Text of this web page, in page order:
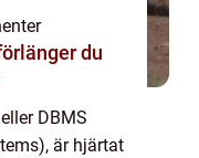
DBMS
är hjärtat